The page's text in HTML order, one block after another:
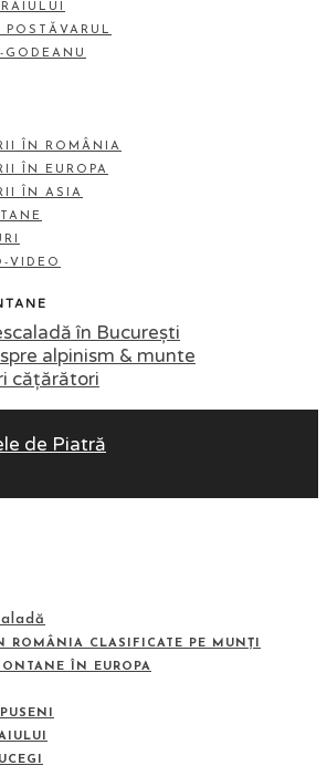
POSTĂVARUL
GODEANU
ÎN ROMÂNIA
ÎN EUROPA
ÎN ASIA
VIDEO
în București
alpinism & munte
cățărători
de Piatră
ROMÂNIA CLASIFICATE PE MUNȚI
ÎN EUROPA